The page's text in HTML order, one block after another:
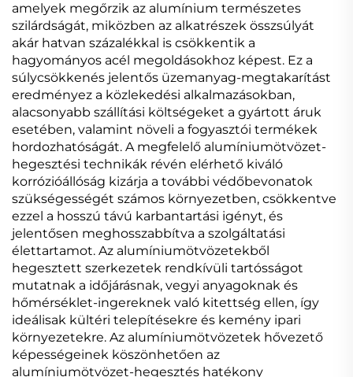
amelyek megőrzik az alumínium természetes
szilárdságát, miközben az alkatrészek összsúlyát
akár hatvan százalékkal is csökkentik a
hagyományos acél megoldásokhoz képest. Ez a
súlycsökkenés jelentős üzemanyag-megtakarítást
eredményez a közlekedési alkalmazásokban,
alacsonyabb szállítási költségeket a gyártott áruk
esetében, valamint növeli a fogyasztói termékek
hordozhatóságát. A megfelelő alumíniumötvözet-
hegesztési technikák révén elérhető kiváló
korrózióállóság kizárja a további védőbevonatok
szükségességét számos környezetben, csökkentve
ezzel a hosszú távú karbantartási igényt, és
jelentősen meghosszabbítva a szolgáltatási
élettartamot. Az alumíniumötvözetekből
hegesztett szerkezetek rendkívüli tartósságot
mutatnak a időjárásnak, vegyi anyagoknak és
hőmérséklet-ingereknek való kitettség ellen, így
ideálisak kültéri telepítésekre és kemény ipari
környezetekre. Az alumíniumötvözetek hővezető
képességeinek köszönhetően az
alumíniumötvözet-hegesztés hatékony